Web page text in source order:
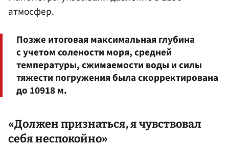
атмосфер.
Позже итоговая максимальная глубина
с учетом солености моря, средней
температуры, сжимаемости воды и силы
тяжести погружения была скорректирована
до 10918 м.
«Должен признаться, я чувствовал
себя неспокойно»